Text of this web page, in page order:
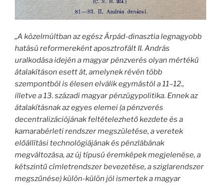
„A közelmúltban az egész Árpád-dinasztia legnagyobb
hatású reformereként aposztrofált II. András
uralkodása idején a magyar pénzverés olyan mértékű
átalakításon esett át, amelynek révén több
szempontból is élesen elválik egymástól a 11–12.,
illetve a 13. századi magyar pénzügypolitika. Ennek az
átalakításnak az egyes elemei (a pénzverés
decentralizációjának feltételezhető kezdete és a
kamarabérleti rendszer megszületése, a veretek
előállítási technológiájának és pénzlábának
megváltozása, az új típusú éremképek megjelenése, a
kétszintű címletrendszer bevezetése, a sziglarendszer
megszűnése) külön-külön jól ismertek a magyar